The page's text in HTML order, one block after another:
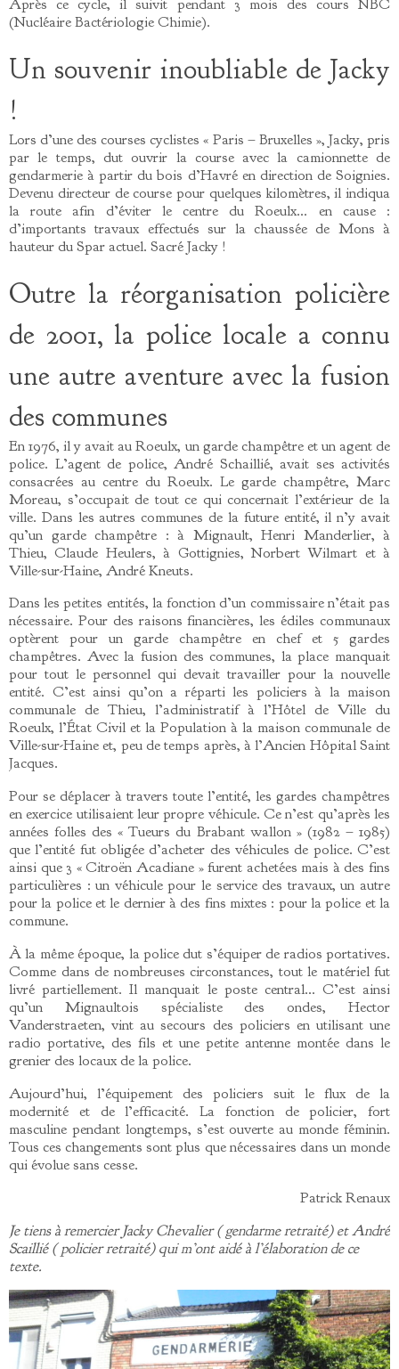
(Nucléaire Bactériologie Chimie).
Un souvenir inoubliable de Jacky
!
Lors d’une des courses cyclistes « Paris – Bruxelles », Jacky, pris
par le temps, dut ouvrir la course avec la camionnette de
gendarmerie à partir du bois d’Havré en direction de Soignies.
Devenu directeur de course pour quelques kilomètres, il indiqua
la route afin d’éviter le centre du Roeulx… en cause :
d’importants travaux effectués sur la chaussée de Mons à
hauteur du Spar actuel. Sacré Jacky !
Outre la réorganisation policière
de 2001, la police locale a connu
une autre aventure avec la fusion
des communes
En 1976, il y avait au Roeulx, un garde champêtre et un agent de
police. L’agent de police, André Schaillié, avait ses activités
consacrées au centre du Roeulx. Le garde champêtre, Marc
Moreau, s’occupait de tout ce qui concernait l’extérieur de la
ville. Dans les autres communes de la future entité, il n’y avait
qu’un garde champêtre : à Mignault, Henri Manderlier, à
Thieu, Claude Heulers, à Gottignies, Norbert Wilmart et à
Ville-sur-Haine, André Kneuts.
Dans les petites entités, la fonction d’un commissaire n’était pas
nécessaire. Pour des raisons financières, les édiles communaux
optèrent pour un garde champêtre en chef et 5 gardes
champêtres. Avec la fusion des communes, la place manquait
pour tout le personnel qui devait travailler pour la nouvelle
entité. C’est ainsi qu’on a réparti les policiers à la maison
communale de Thieu, l’administratif à l’Hôtel de Ville du
Roeulx, l’État Civil et la Population à la maison communale de
Ville-sur-Haine et, peu de temps après, à l’Ancien Hôpital Saint
Jacques.
Pour se déplacer à travers toute l’entité, les gardes champêtres
en exercice utilisaient leur propre véhicule. Ce n’est qu’après les
années folles des « Tueurs du Brabant wallon » (1982 – 1985)
que l’entité fut obligée d’acheter des véhicules de police. C’est
ainsi que 3 « Citroën Acadiane » furent achetées mais à des fins
particulières : un véhicule pour le service des travaux, un autre
pour la police et le dernier à des fins mixtes : pour la police et la
commune.
À la même époque, la police dut s’équiper de radios portatives.
Comme dans de nombreuses circonstances, tout le matériel fut
livré partiellement. Il manquait le poste central… C’est ainsi
qu’un Mignaultois spécialiste des ondes, Hector
Vanderstraeten, vint au secours des policiers en utilisant une
radio portative, des fils et une petite antenne montée dans le
grenier des locaux de la police.
Aujourd’hui, l’équipement des policiers suit le flux de la
modernité et de l’efficacité. La fonction de policier, fort
masculine pendant longtemps, s’est ouverte au monde féminin.
Tous ces changements sont plus que nécessaires dans un monde
qui évolue sans cesse.
Patrick Renaux
Je tiens à remercier Jacky Chevalier ( gendarme retraité) et André
Scaillié ( policier retraité)qui m’ont aidé à l’élaboration de ce
texte.